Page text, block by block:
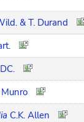
& T. Durand
DC.
Munro
C.K. Allen